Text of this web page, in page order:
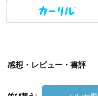
感想・レビュー・書評